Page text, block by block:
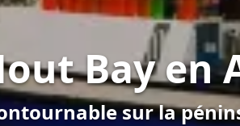
Bay en
sur la